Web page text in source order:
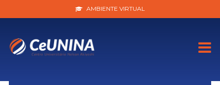
AMBIENTE VIRTUAL